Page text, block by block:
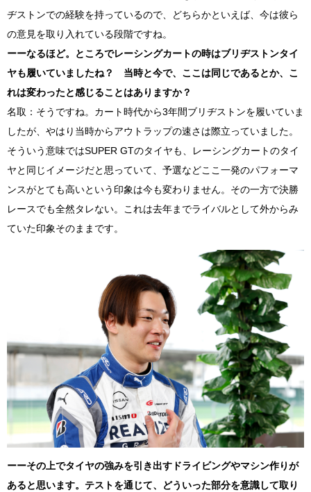
ヂストンでの経験を持っているので、どちらかといえば、今は彼ら
の意見を取り入れている段階ですね。
ーーなるほど。ところでレーシングカートの時はブリヂストンタイ
ヤも履いていましたね？ 当時と今で、ここは同じであるとか、こ
れは変わったと感じることはありますか？
名取：そうですね。カート時代から3年間ブリヂストンを履いていま
したが、やはり当時からアウトラップの速さは際立っていました。
そういう意味ではSUPER GTのタイヤも、レーシングカートのタイ
ヤと同じイメージだと思っていて、予選などここ一発のパフォーマ
ンスがとても高いという印象は今も変わりません。その一方で決勝
レースでも全然タレない。これは去年までライバルとして外からみ
ていた印象そのままです。
ーーその上でタイヤの強みを引き出すドライビングやマシン作りが
あると思います。テストを通じて、どういった部分を意識して取り